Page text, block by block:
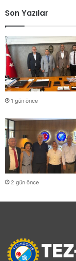
Son Yazılar
1 gün önce
2 gün önce